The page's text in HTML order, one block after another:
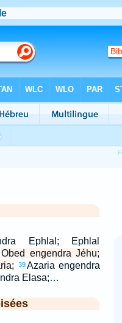
Ephlal; Ephlal
Obed engendra Jéhu;
39Azaria engendra
Elasa;…